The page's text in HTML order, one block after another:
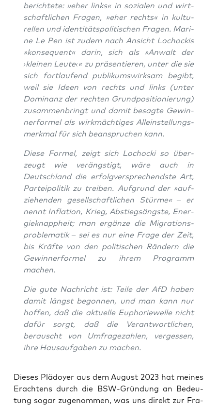
berich­te­te: »eher links« in sozia­len und wirt­
schaft­li­chen Fra­gen, »eher rechts« in kul­tu­
rel­len und iden­ti­täts­po­li­ti­schen Fra­gen. Mari­
ne Le Pen ist zudem nach Ansicht Loch­o­ckis
»kon­se­quent« dar­in, sich als »Anwalt der
›klei­nen Leu­te‹« zu prä­sen­tie­ren, unter die sie
sich fort­lau­fend publi­kums­wirk­sam begibt,
weil sie Ideen von rechts und links (unter
Domi­nanz der rech­ten Grund­po­si­tio­nie­rung)
zusam­men­bringt und damit besag­te Gewin­
ner­for­mel als wirk­mäch­ti­ges Allein­stel­lungs­
merk­mal für sich bean­spru­chen kann.
Die­se For­mel, zeigt sich Loch­o­cki so über­
zeugt wie ver­ängs­tigt, wäre auch in
Deutsch­land die erfolg­ver­spre­chends­te Art,
Par­tei­po­li­tik zu trei­ben. Auf­grund der »auf­
zie­hen­den gesell­schaft­li­chen Stür­me« – er
nennt Infla­ti­on, Krieg, Abstiegs­ängs­te, Ener­
gie­knapp­heit; man ergän­ze die Migra­ti­ons­
pro­ble­ma­tik – sei es nur eine Fra­ge der Zeit,
bis Kräf­te von den poli­ti­schen Rän­dern die
Gewin­ner­for­mel zu ihrem Pro­gramm
machen.
Die gute Nach­richt ist: Tei­le der AfD haben
damit längst begon­nen, und man kann nur
hof­fen, daß die aktu­el­le Eupho­rie­wel­le nicht
dafür sorgt, daß die Ver­ant­wort­li­chen,
berauscht von Umfra­ge­zah­len, ver­ges­sen,
ihre Haus­auf­ga­ben zu machen.
Die­ses Plä­doy­er aus dem August 2023 hat mei­nes
Erach­tens durch die BSW-Grün­dung an Bedeu­
tung sogar zuge­nom­men, was uns direkt zur Fra­